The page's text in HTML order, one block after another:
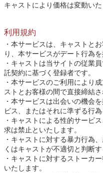
キャストにより価格は変動いた
利用規約
本サービスは、キャストと
り、本サービスがデート行為
キャストは当サイトの従業
託契約に基づく登録者です。
本サービスのご利用により
ストとお客様の間で直接締結さ
本サービスは出会いの機会
ビス、またはそれに準ずる行
キャストによる性的サービ
求は禁止といたします。
キャストに対する暴力行為
くはキャストが不適切と判断
キャストに対するストーカ
いたします。